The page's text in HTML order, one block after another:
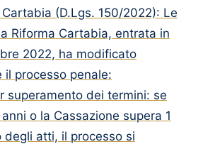
(D.Lgs. 150/2022): Le
Riforma Cartabia, entrata in
2022, ha modificato
processo penale:
superamento dei termini: se
o la Cassazione supera 1
degli atti, il processo si